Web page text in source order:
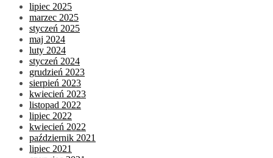
lipiec 2025
marzec 2025
styczeń 2025
maj 2024
luty 2024
styczeń 2024
grudzień 2023
sierpień 2023
kwiecień 2023
listopad 2022
lipiec 2022
kwiecień 2022
październik 2021
lipiec 2021